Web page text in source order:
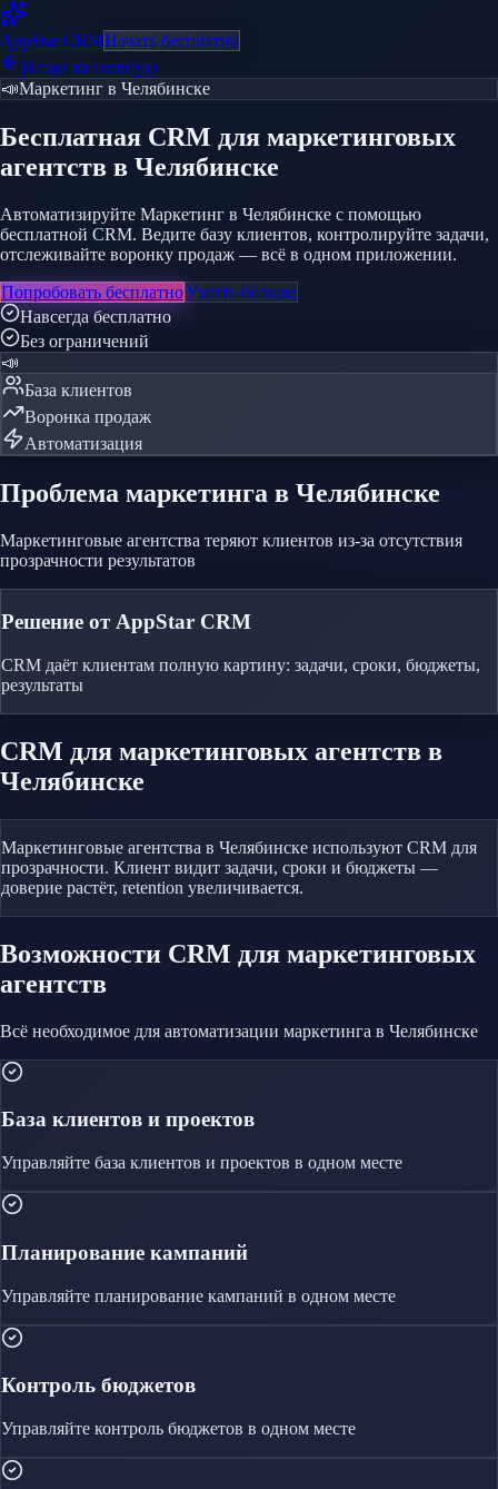
AppStarCRMНачать бесплатно
Назад на главную
📣Маркетинг в Челябинске
Бесплатная CRM для маркетинговых
агентств в Челябинске
Автоматизируйте Маркетинг в Челябинске с помощью
бесплатной CRM. Ведите базу клиентов, контролируйте задачи,
отслеживайте воронку продаж — всё в одном приложении.
Попробовать бесплатноУзнать больше
Навсегда бесплатно
Без ограничений
📣
База клиентов
Воронка продаж
Автоматизация
Проблема маркетинга в Челябинске
Маркетинговые агентства теряют клиентов из-за отсутствия
прозрачности результатов
Решение от AppStar CRM
CRM даёт клиентам полную картину: задачи, сроки, бюджеты,
результаты
CRM для маркетинговых агентств в
Челябинске
Маркетинговые агентства в Челябинске используют CRM для
прозрачности. Клиент видит задачи, сроки и бюджеты —
доверие растёт, retention увеличивается.
Возможности CRM для маркетинговых
агентств
Всё необходимое для автоматизации маркетинга в Челябинске
База клиентов и проектов
Управляйте база клиентов и проектов в одном месте
Планирование кампаний
Управляйте планирование кампаний в одном месте
Контроль бюджетов
Управляйте контроль бюджетов в одном месте